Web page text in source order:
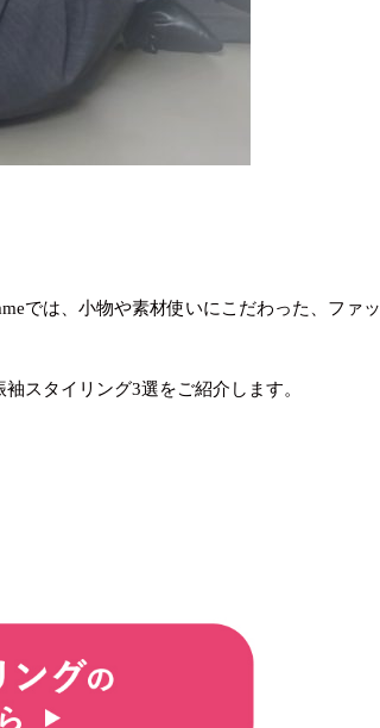
では、小物や素材使いにこだわった、ファッ
スタイリング3選をご紹介します。